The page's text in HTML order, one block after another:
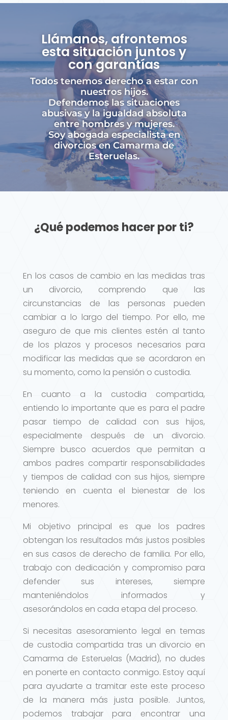
Llámanos, afrontemos
esta situación juntos y
con garantías
Todos tenemos derecho a estar con
nuestros hijos.
Defendemos las situaciones
abusivas y la igualdad absoluta
entre hombres y mujeres.
Soy abogada especialista en
divorcios en Camarma de
Esteruelas.
¿Qué podemos hacer por ti?
En los casos de cambio en las medidas tras
un divorcio, comprendo que las
circunstancias de las personas pueden
cambiar a lo largo del tiempo. Por ello, me
aseguro de que mis clientes estén al tanto
de los plazos y procesos necesarios para
modificar las medidas que se acordaron en
su momento, como la pensión o custodia.
En cuanto a la custodia compartida,
entiendo lo importante que es para el padre
pasar tiempo de calidad con sus hijos,
especialmente después de un divorcio.
Siempre busco acuerdos que permitan a
ambos padres compartir responsabilidades
y tiempos de calidad con sus hijos, siempre
teniendo en cuenta el bienestar de los
menores.
Mi objetivo principal es que los padres
obtengan los resultados más justos posibles
en sus casos de derecho de familia. Por ello,
trabajo con dedicación y compromiso para
defender sus intereses, siempre
manteniéndolos informados y
asesorándolos en cada etapa del proceso.
Si necesitas asesoramiento legal en temas
de custodia compartida tras un divorcio en
Camarma de Esteruelas (Madrid), no dudes
en ponerte en contacto conmigo. Estoy aquí
para ayudarte a tramitar este este proceso
de la manera más justa posible. Juntos,
podemos trabajar para encontrar una